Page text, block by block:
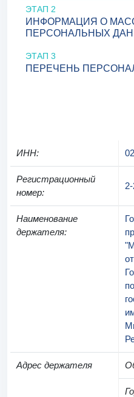
ЭТАП 2
ИНФОРМАЦИЯ О
ПЕРСОНАЛЬНЫХ
ЭТАП 3
ПЕРЕЧЕНЬ
ИНН:
Регистрационный
номер:
Наименование
держателя:
Адрес держателя